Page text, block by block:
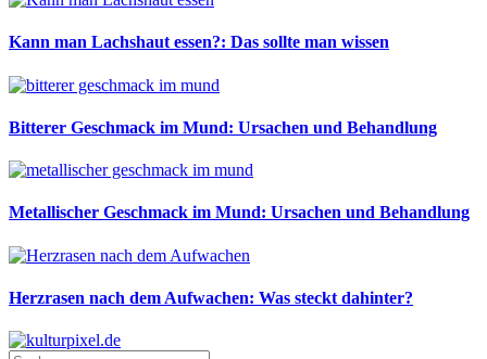
Kann man Lachshaut essen?: Das sollte man wissen
Bitterer Geschmack im Mund: Ursachen und Behandlung
Metallischer Geschmack im Mund: Ursachen und Behandlung
Herzrasen nach dem Aufwachen: Was steckt dahinter?